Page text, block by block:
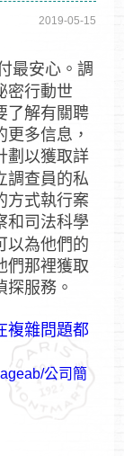
2019-05-15
最安心。調
密行動世
了解有關聘
多信息，
劃以獲取詳
調查員的私
方式執行案
和司法科學
以為他們的
們那裡獲取
服務。
複雜問題都
公司簡